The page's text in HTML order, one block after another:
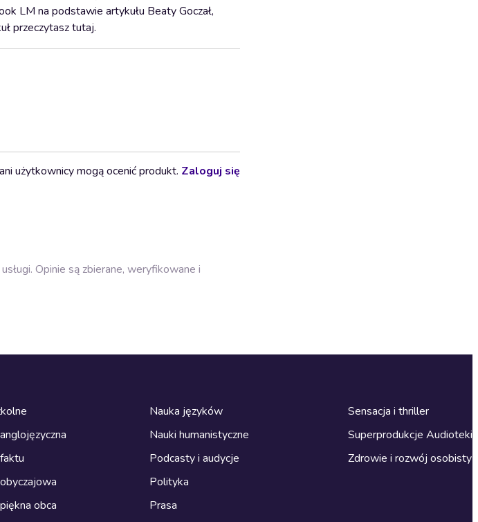
LM na podstawie artykułu Beaty Goczał,
przeczytasz tutaj.
użytkownicy mogą ocenić produkt. Zaloguj się
Opinie są zbierane, weryfikowane i
obca
Nauka języków
Nauki humanistyczne
Podcasty i audycje
Polityka
Prasa
Sensacja i thriller
Superprodukcje Audioteki
Zdrowie i rozwój osobisty